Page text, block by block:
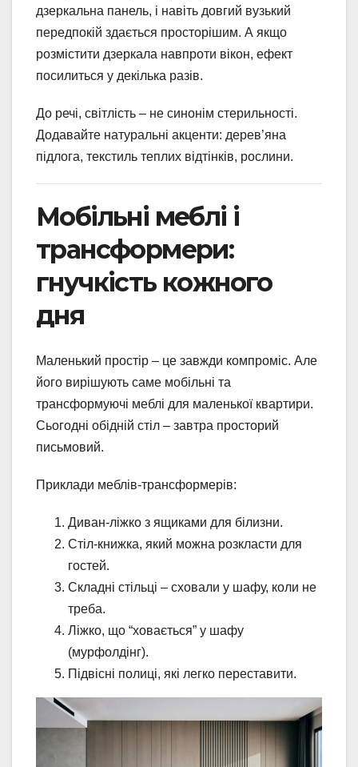
дзеркальна панель, і навіть довгий вузький
передпокій здається просторішим. А якщо
розмістити дзеркала навпроти вікон, ефект
посилиться у декілька разів.
До речі, світлість – не синонім стерильності.
Додавайте натуральні акценти: дерев’яна
підлога, текстиль теплих відтінків, рослини.
Мобільні меблі і
трансформери:
гнучкість кожного
дня
Маленький простір – це завжди компроміс. Але
його вирішують саме мобільні та
трансформуючі меблі для маленької квартири.
Сьогодні обідній стіл – завтра просторий
письмовий.
Приклади меблів-трансформерів:
Диван-ліжко з ящиками для білизни.
Стіл-книжка, який можна розкласти для
гостей.
Складні стільці – сховали у шафу, коли не
треба.
Ліжко, що “ховається” у шафу
(мурфолдінг).
Підвісні полиці, які легко переставити.